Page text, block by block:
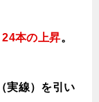
24本の上昇。
実線）を引い